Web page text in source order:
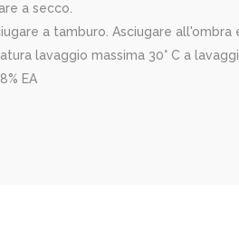
a secco.
a tamburo. Asciugare all'ombra
lavaggio massima 30° C a
EA